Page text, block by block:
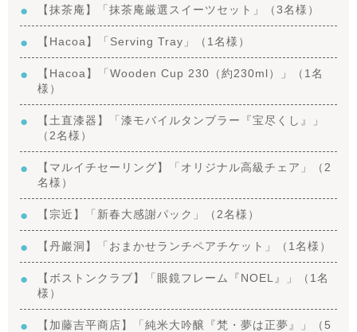
【抹茶庵】「抹茶庵厳選スイーツセット」（3名様）
【Hacoa】「Serving Tray」（1名様）
【Hacoa】「Wooden Cup 230（約230ml）」（1名
様）
【土直漆器】「漆モバイルタンブラー『宝尽くし』」
（2名様）
【マルイチセーリング】「オリジナル高級チェア」（2
名様）
【宗近】「新春大感謝パック」（2名様）
【丹巖洞】「おまかせランチペアチケット」（1名様）
【ボストンクラブ】「眼鏡フレーム『NOEL』」（1名
様）
【加藤吉平商店】「純米大吟醸『梵・夢は正夢』」（5